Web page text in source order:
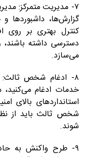
۷- مدیریت متمرکز:
گزارش‌ها، داشبوردها
کنترل بهتری بر روی
دسترسی داشته باشند،
می‌سازد.
۸- ادغام شخص ثالث:
خدمات ادغام
استانداردهای بالای
شخص ثالث باید از
شوند.
۹- طرح واکنش به